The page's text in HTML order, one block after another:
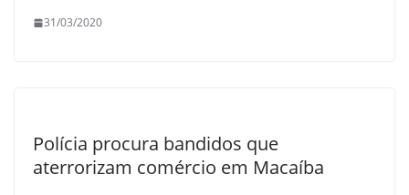
31/03/2020
Polícia procura bandidos que
aterrorizam comércio em Macaíba